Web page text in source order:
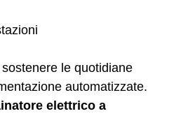
le quotidiane
automatizzate.
elettrico a